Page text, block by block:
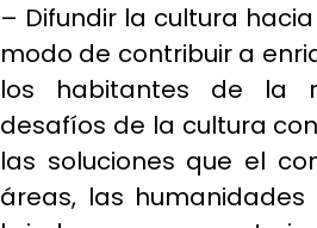
– Difundir la cultura
modo de contribuir a
los habitantes de la
desafíos de la cultura
las soluciones que el
áreas, las